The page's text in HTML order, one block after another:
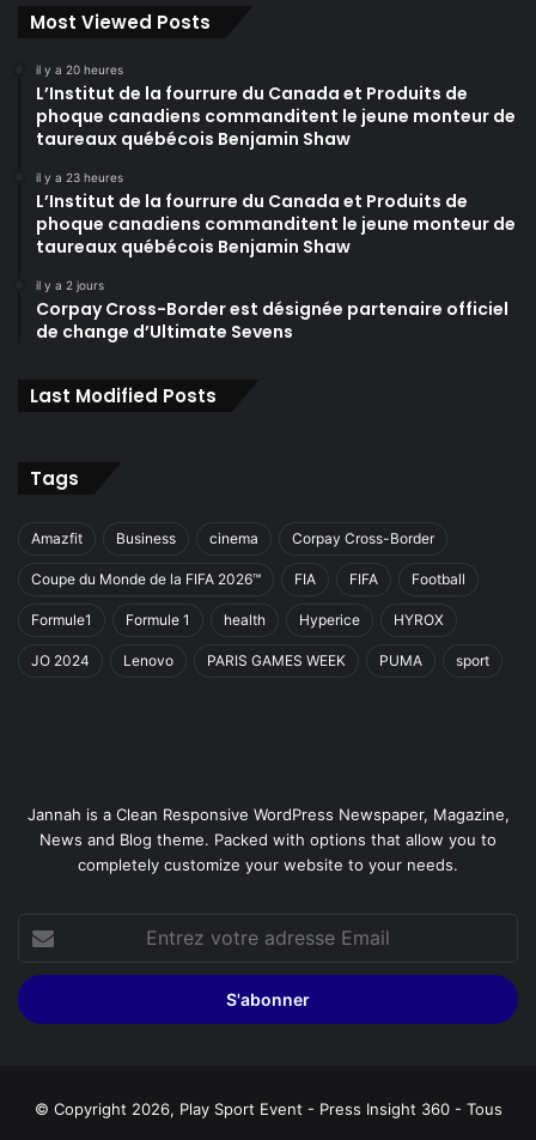
Most Viewed Posts
il y a 20 heures
L’Institut de la fourrure du Canada et Produits de
phoque canadiens commanditent le jeune monteur de
taureaux québécois Benjamin Shaw
il y a 23 heures
L’Institut de la fourrure du Canada et Produits de
phoque canadiens commanditent le jeune monteur de
taureaux québécois Benjamin Shaw
il y a 2 jours
Corpay Cross-Border est désignée partenaire officiel
de change d’Ultimate Sevens
Last Modified Posts
Tags
Amazfit Business cinema Corpay Cross-Border
Coupe du Monde de la FIFA 2026™ FIA FIFA Football
Formule1 Formule 1 health Hyperice HYROX
JO 2024 Lenovo PARIS GAMES WEEK PUMA sport
Jannah is a Clean Responsive WordPress Newspaper, Magazine,
News and Blog theme. Packed with options that allow you to
completely customize your website to your needs.
votre
adresse
Email
© Copyright 2026, Play Sport Event - Press Insight 360 - Tous